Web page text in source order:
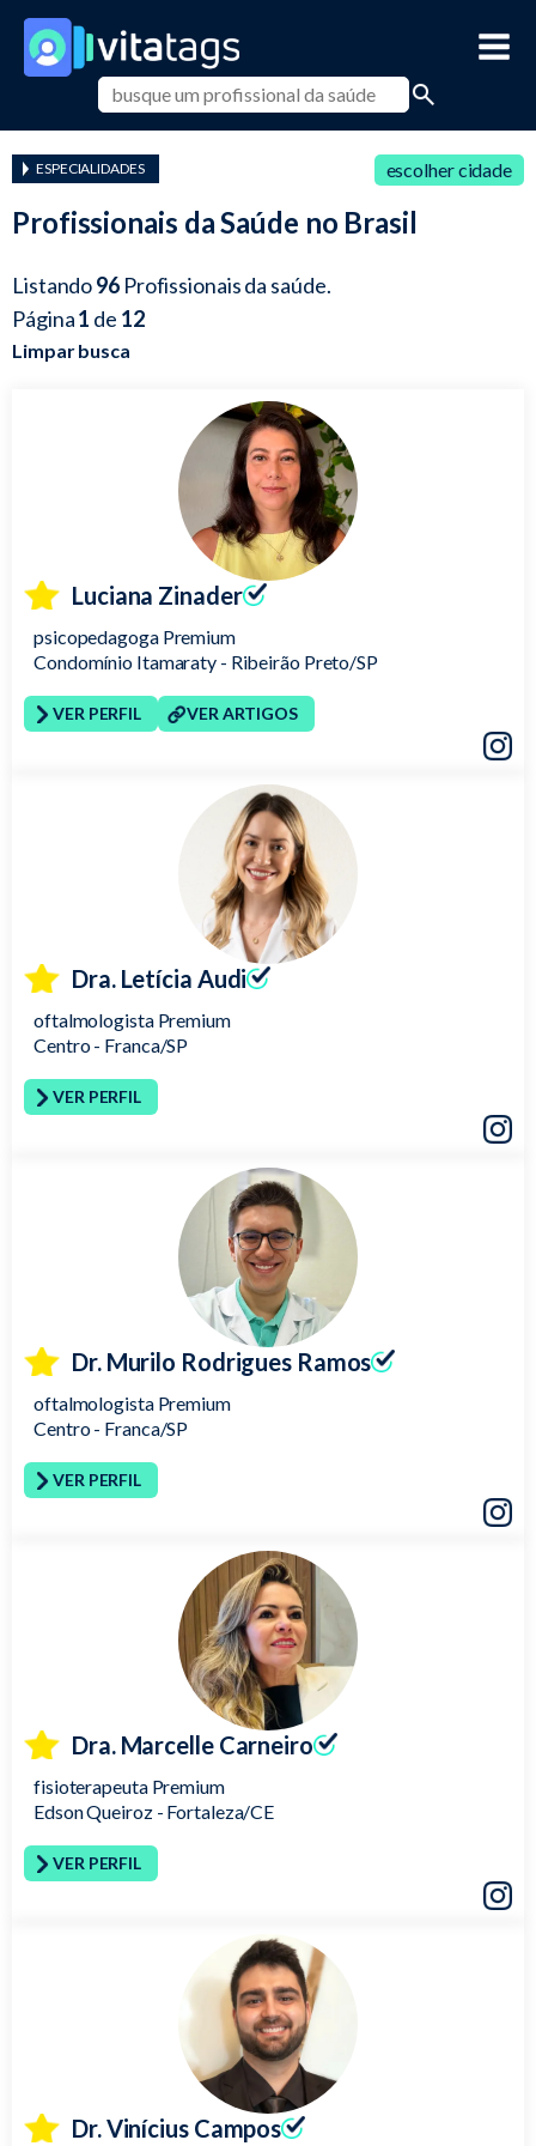
escolher cidade
Profissionais da Saúde no Brasil
ESPECIALIDADES
Listando96Profissionais da saúde.
Página1 de 12
Limpar busca
Luciana Zinader
psicopedagoga Premium
Condomínio Itamaraty - Ribeirão Preto/SP
VER PERFIL VER ARTIGOS
Dra. Letícia Audi
oftalmologista Premium
Centro - Franca/SP
VER PERFIL
Dr. Murilo Rodrigues Ramos
oftalmologista Premium
Centro - Franca/SP
VER PERFIL
Dra. Marcelle Carneiro
fisioterapeuta Premium
Edson Queiroz - Fortaleza/CE
VER PERFIL
Dr. Vinícius Campos